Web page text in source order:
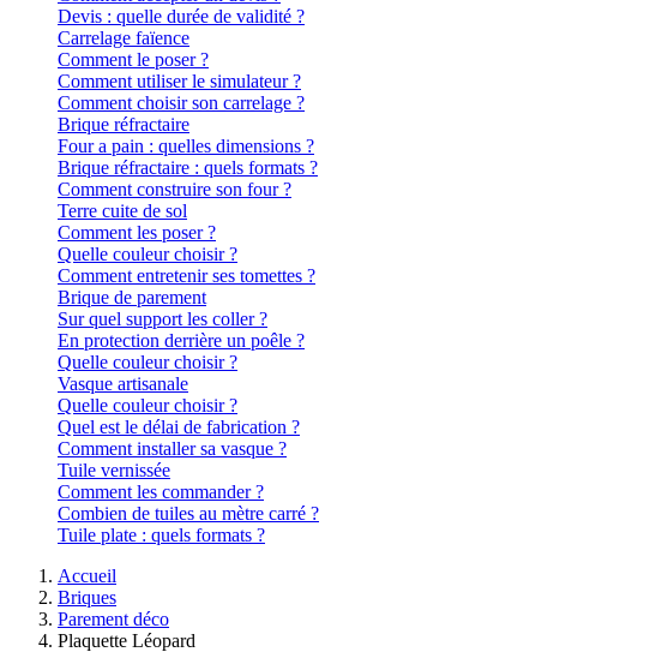
Devis : quelle durée de validité ?
Carrelage faïence
Comment le poser ?
Comment utiliser le simulateur ?
Comment choisir son carrelage ?
Brique réfractaire
Four a pain : quelles dimensions ?
Brique réfractaire : quels formats ?
Comment construire son four ?
Terre cuite de sol
Comment les poser ?
Quelle couleur choisir ?
Comment entretenir ses tomettes ?
Brique de parement
Sur quel support les coller ?
En protection derrière un poêle ?
Quelle couleur choisir ?
Vasque artisanale
Quelle couleur choisir ?
Quel est le délai de fabrication ?
Comment installer sa vasque ?
Tuile vernissée
Comment les commander ?
Combien de tuiles au mètre carré ?
Tuile plate : quels formats ?
Accueil
Briques
Parement déco
Plaquette Léopard